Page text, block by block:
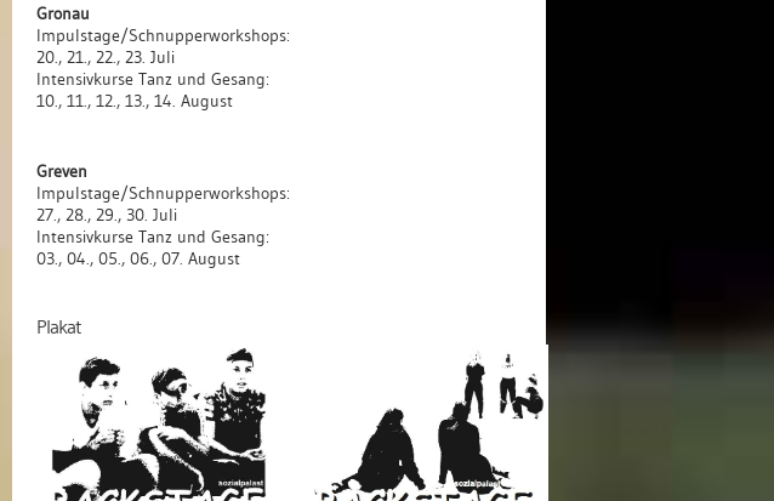
Gronau
Impulstage/Schnupperworkshops:
20., 21., 22., 23. Juli
Intensivkurse Tanz und Gesang:
10., 11., 12., 13., 14. August
Greven
Impulstage/Schnupperworkshops:
27., 28., 29., 30. Juli
Intensivkurse Tanz und Gesang:
03., 04., 05., 06., 07. August
Plakat